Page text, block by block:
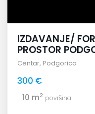
IZDAVANJE/
PROSTOR
Centar, Podgorica
300 €
10 m2 površina